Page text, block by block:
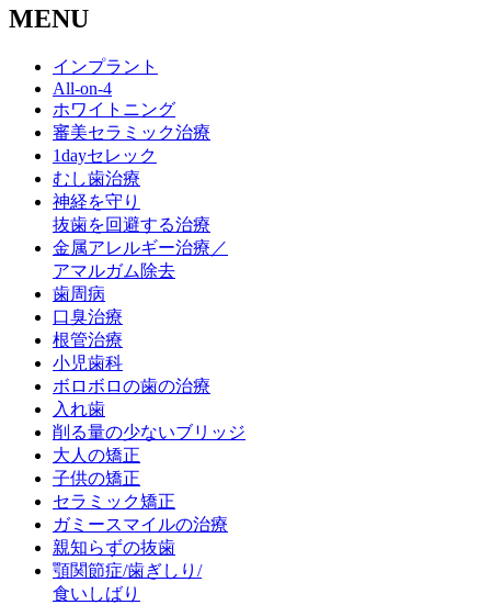
MENU
インプラント
All-on-4
ホワイトニング
審美セラミック治療
1dayセレック
むし歯治療
神経を守り
抜歯を回避する治療
金属アレルギー治療／
アマルガム除去
歯周病
口臭治療
根管治療
小児歯科
ボロボロの歯の治療
入れ歯
削る量の少ないブリッジ
大人の矯正
子供の矯正
セラミック矯正
ガミースマイルの治療
親知らずの抜歯
顎関節症/歯ぎしり/
食いしばり